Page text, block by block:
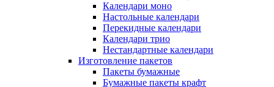
Календари моно
Настольные календари
Перекидные календари
Календари трио
Нестандартные календари
Изготовление пакетов
Пакеты бумажные
Бумажные пакеты крафт